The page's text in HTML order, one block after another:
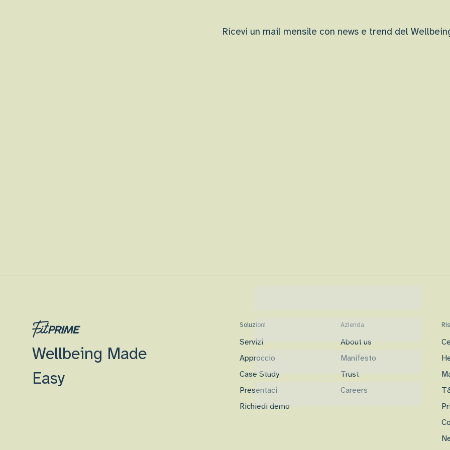
Ricevi un mail mensile con news e trend del
Wellbeing Made
Easy
Soluzioni
Servizi
Approccio
Case Study
Presentaci
Richiedi demo
Azienda
About us
Manifesto
Trust
Careers